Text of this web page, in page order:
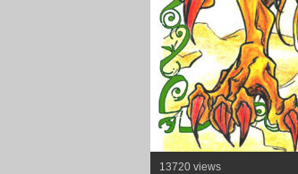
13720 views